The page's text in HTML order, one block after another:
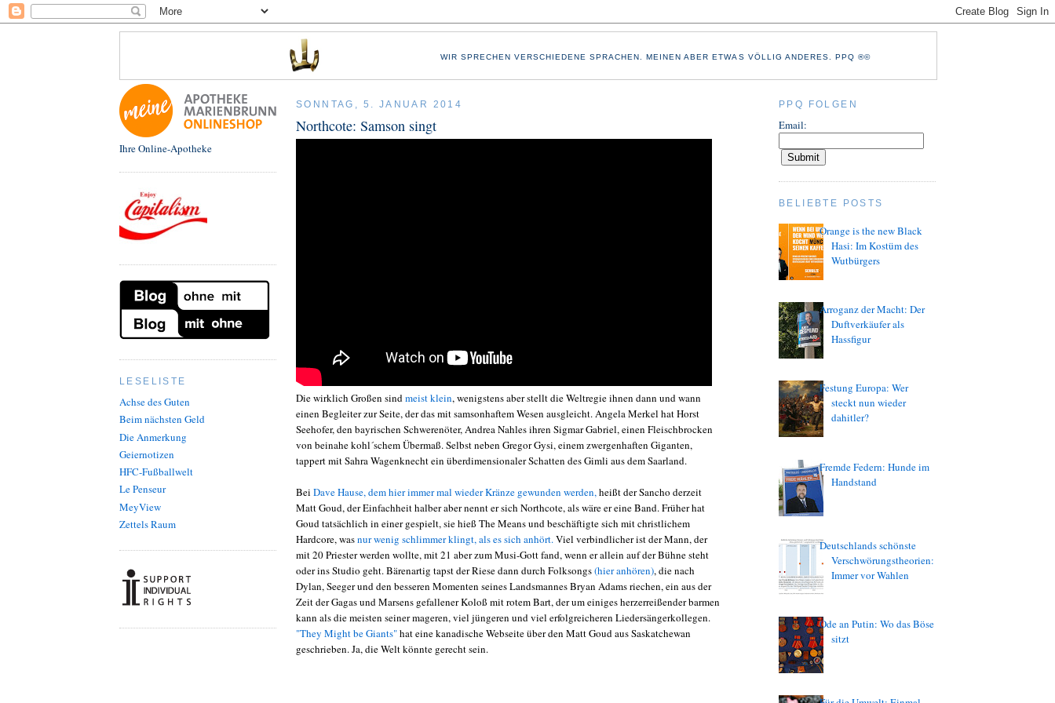
WIR SPRECHEN VERSCHIEDENE SPRACHEN. MEINEN ABER ETWAS VÖLLIG ANDERES. PPQ ®©
Ihre Online-Apotheke
LESELISTE
Achse des Guten
Beim nächsten Geld
Die Anmerkung
Geiernotizen
HFC-Fußballwelt
Le Penseur
MeyView
Zettels Raum
SONNTAG, 5. JANUAR 2014
Northcote: Samson singt
Die wirklich Großen sind meist klein, wenigstens aber stellt die Weltregie ihnen dann und wann
einen Begleiter zur Seite, der das mit samsonhaftem Wesen ausgleicht. Angela Merkel hat Horst
Seehofer, den bayrischen Schwerenöter, Andrea Nahles ihren Sigmar Gabriel, einen Fleischbrocken
von beinahe kohl´schem Übermaß. Selbst neben Gregor Gysi, einem zwergenhaften Giganten,
tappert mit Sahra Wagenknecht ein überdimensionaler Schatten des Gimli aus dem Saarland.
Bei Dave Hause, dem hier immer mal wieder Kränze gewunden werden, heißt der Sancho derzeit
Matt Goud, der Einfachheit halber aber nennt er sich Northcote, als wäre er eine Band. Früher hat
Goud tatsächlich in einer gespielt, sie hieß The Means und beschäftigte sich mit christlichem
Hardcore, wasnur wenig schlimmer klingt, als es sich anhört. Viel verbindlicher ist der Mann, der
mit 20 Priester werden wollte, mit 21 aber zum Musi-Gott fand, wenn er allein auf der Bühne steht
oder ins Studio geht. Bärenartig tapst der Riese dann durch Folksongs(hier anhören), die nach
Dylan, Seeger und den besseren Momenten seines Landsmannes Bryan Adams riechen, ein aus der
Zeit der Gagas und Marsens gefallener Koloß mit rotem Bart, der um einiges herzerreißender barmen
kann als die meisten seiner mageren, viel jüngeren und viel erfolgreicheren Liedersängerkollegen.
"They Might be Giants"hat eine kanadische Webseite über den Matt Goud aus Saskatchewan
geschrieben. Ja, die Welt könnte gerecht sein.
PPQ FOLGEN
Email:
BELIEBTE POSTS
Orange is the new Black
Hasi: Im Kostüm des
Wutbürgers
Arroganz der Macht: Der
Duftverkäufer als
Hassfigur
Festung Europa: Wer
steckt nun wieder
dahitler?
Fremde Federn: Hunde im
Handstand
Deutschlands schönste
Verschwörungstheorien:
Immer vor Wahlen
Ode an Putin: Wo das Böse
sitzt